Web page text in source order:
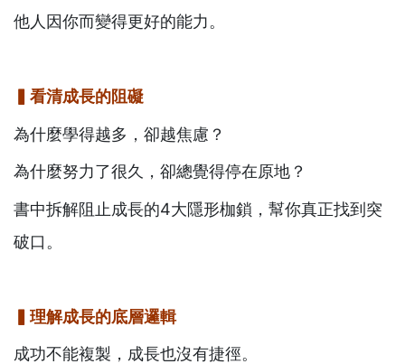
他人因你而變得更好的能力。
▍ 看清成長的阻礙
為什麼學得越多，卻越焦慮？
為什麼努力了很久，卻總覺得停在原地？
書中拆解阻止成長的4大隱形枷鎖，幫你真正找到突
破口。
▍ 理解成長的底層邏輯
成功不能複製，成長也沒有捷徑。